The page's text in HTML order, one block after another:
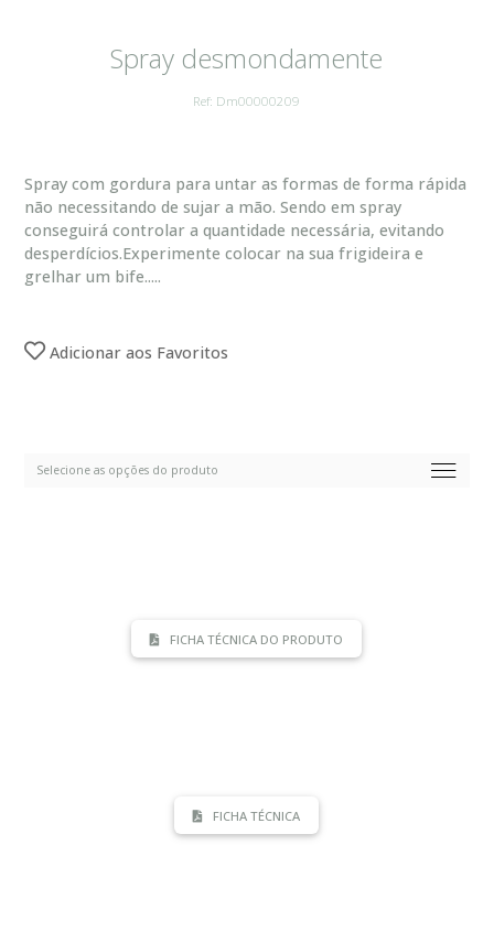
Spray desmondamente
Ref: Dm00000209
Spray com gordura para untar as formas de forma rápida
não necessitando de sujar a mão. Sendo em spray
conseguirá controlar a quantidade necessária, evitando
desperdícios.Experimente colocar na sua frigideira e
grelhar um bife.....
Adicionar aos Favoritos
FICHA TÉCNICA DO PRODUTO
FICHA TÉCNICA